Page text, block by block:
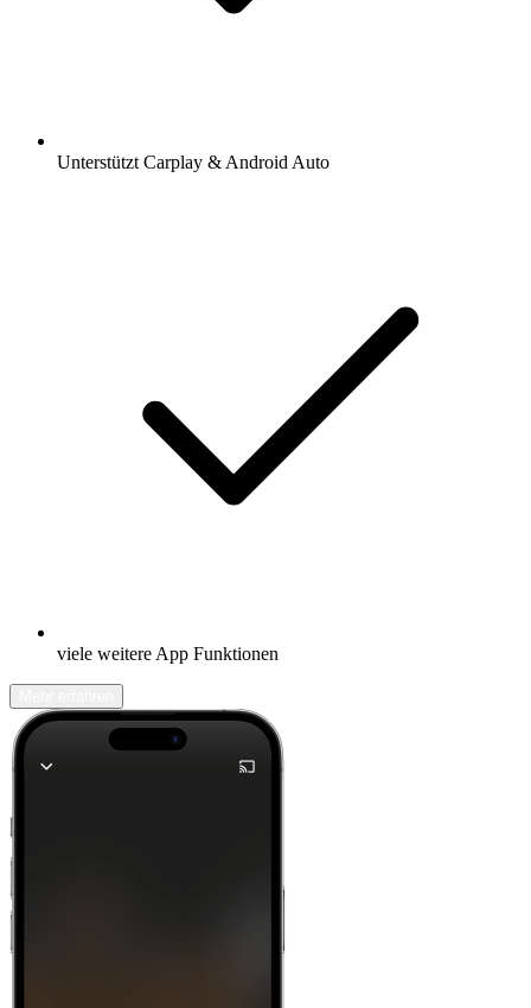
Unterstützt Carplay & Android Auto
viele weitere App Funktionen